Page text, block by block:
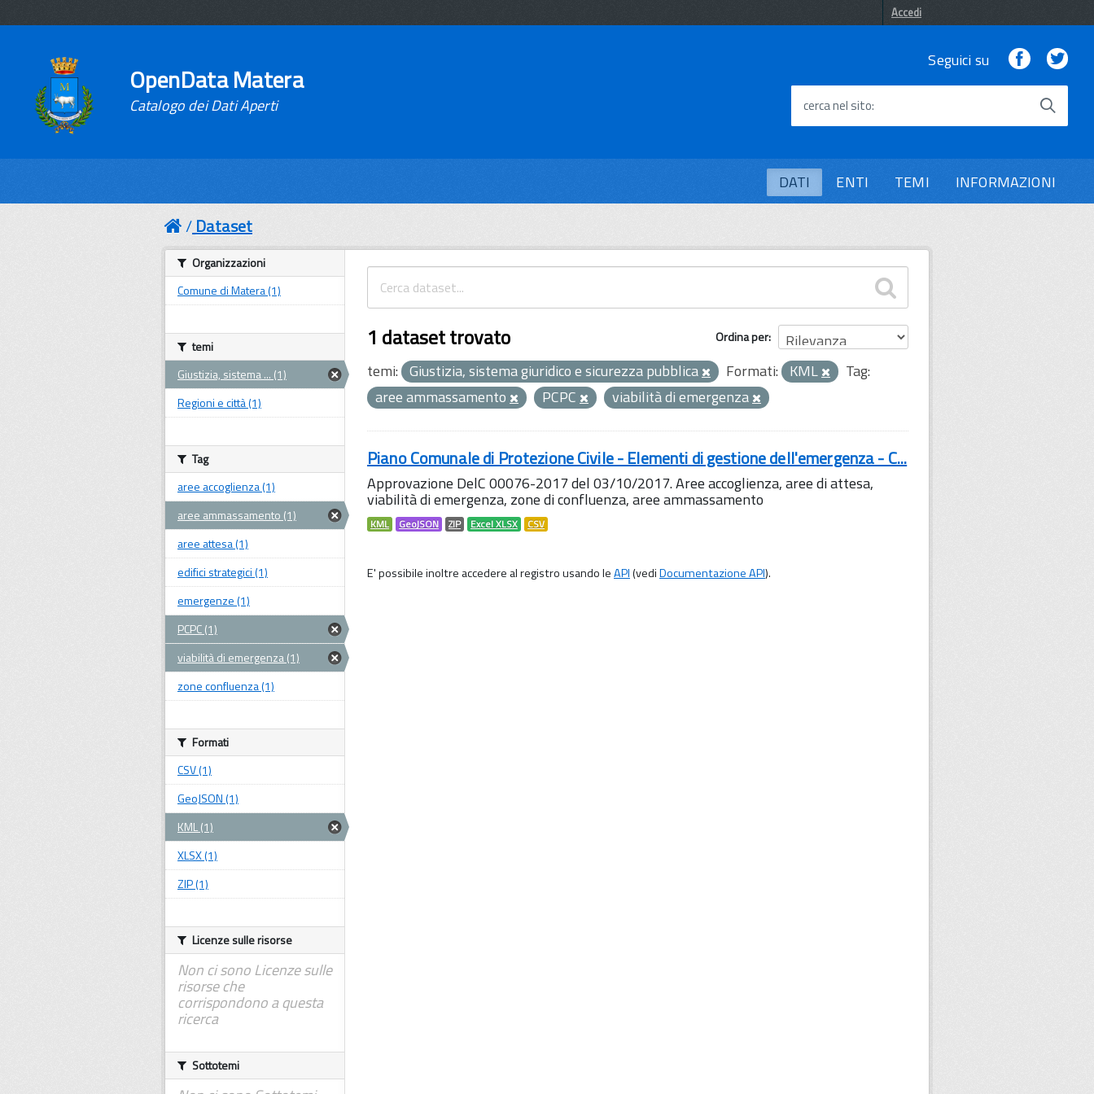
Accedi
OpenData Matera
Catalogo dei Dati Aperti
Seguici su Facebook
cerca nel sito
DATI ENTI TEMI INFORMAZIONI
Dataset
Ordina per
1 dataset trovato
temi: Giustizia, sistema giuridico e sicurezza pubblica Formati: KML
Tag:
aree ammassamento
PCPC viabilità di emergenza
Piano Comunale di Protezione Civile - Elementi di gestione dell'emergenza - C...
Approvazione DelC 00076-2017 del 03/10/2017. Aree accoglienza, aree di attesa,
viabilità di emergenza, zone di confluenza, aree ammassamento
KML GeoJSON ZIP Excel XLSX CSV
E' possibile inoltre accedere al registro usando leAPI(vediDocumentazione API).
Organizzazioni
Comune di Matera (1)
temi
Giustizia, sistema ... (1)
Regioni e città (1)
Tag
aree accoglienza (1)
aree ammassamento (1)
aree attesa (1)
edifici strategici (1)
emergenze (1)
PCPC (1)
viabilità di emergenza (1)
zone confluenza (1)
Formati
CSV (1)
GeoJSON (1)
KML (1)
XLSX (1)
ZIP (1)
Licenze sulle risorse
Non ci sono Licenze sulle
risorse che
corrispondono a questa
ricerca
Sottotemi